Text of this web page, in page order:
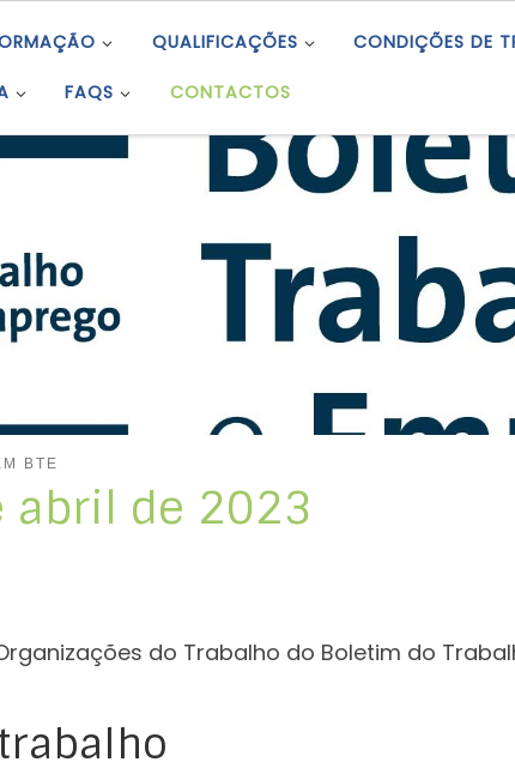
QUALIFICAÇÕES CONDIÇÕES DE
FAQS CONTACTOS
BTE
abril de 2023
do Trabalho do Boletim do